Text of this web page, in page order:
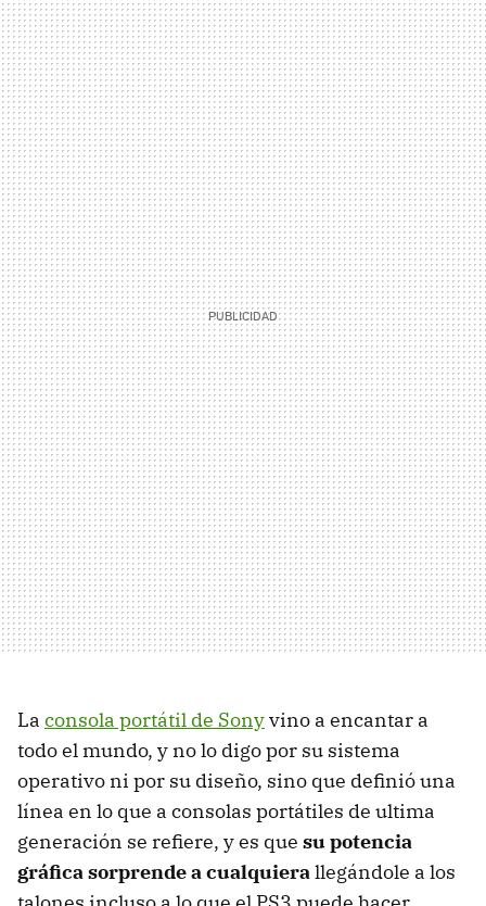
La consola portátil de Sonyvino a encantar a
todo el mundo, y no lo digo por su sistema
operativo ni por su diseño, sino que definió una
línea en lo que a consolas portátiles de ultima
generación se refiere, y es que su potencia
gráfica sorprende a cualquierallegándole a los